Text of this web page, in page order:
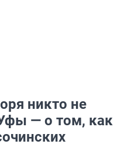
никто не
— о том, как